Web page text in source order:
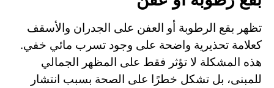
تظهر بقع الرطوبة أو العفن على الجدران والأسقف
كعلامة تحذيرية واضحة على وجود تسرب مائي خفي.
هذه المشكلة لا تؤثر فقط على المظهر الجمالي
للمبنى، بل تشكل خطرًا على الصحة بسبب انتشار